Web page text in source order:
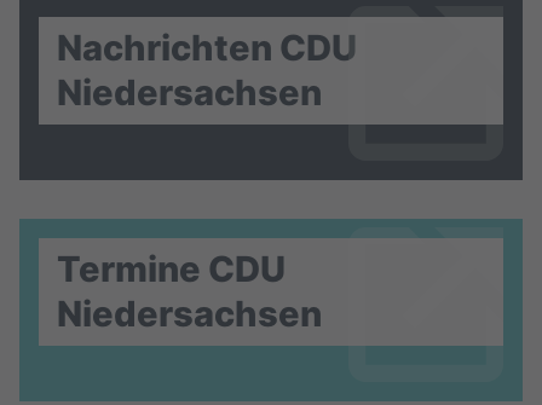
Nachrichten CDU
Niedersachsen
Termine CDU
Niedersachsen